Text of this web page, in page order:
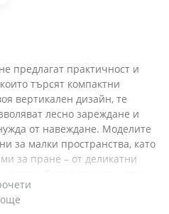
предлагат практичност и
търсят компактни
вертикален дизайн, те
лесно зареждане и
от навеждане. Моделите
за малки пространства, като
за пране – от деликатни
като сензори за
вода и енергия, автоматично
още